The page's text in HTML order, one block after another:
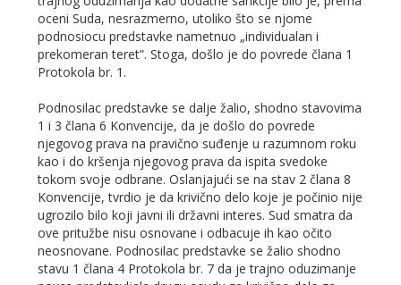
oceni Suda, nesrazmerno, utoliko što se njome
podnosiocu predstavke nametnuo „individualan i
prekomeran teret”. Stoga, došlo je do povrede člana 1
Protokola br. 1.
Podnosilac predstavke se dalje žalio, shodno stavovima
1 i 3 člana 6 Konvencije, da je došlo do povrede
njegovog prava na pravično suđenje u razumnom roku
kao i do kršenja njegovog prava da ispita svedoke
tokom svoje odbrane. Oslanjajući se na stav 2 člana 8
Konvencije, tvrdio je da krivično delo koje je počinio nije
ugrozilo bilo koji javni ili državni interes. Sud smatra da
ove pritužbe nisu osnovane i odbacuje ih kao očito
neosnovane. Podnosilac predstavke se žalio shodno
stavu 1 člana 4 Protokola br. 7 da je trajno oduzimanje